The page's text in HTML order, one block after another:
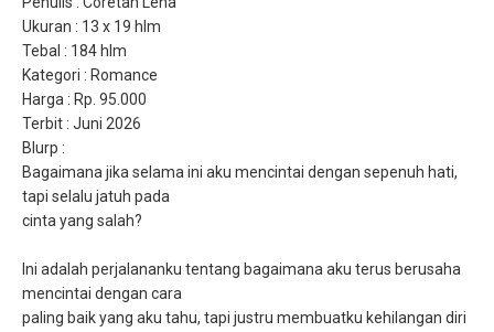
Ukuran : 13 x 19 hlm
Tebal : 184 hlm
Kategori : Romance
Harga : Rp. 95.000
Terbit : Juni 2026
Blurp :
Bagaimana jika selama ini aku mencintai dengan sepenuh hati,
tapi selalu jatuh pada
cinta yang salah?
Ini adalah perjalananku tentang bagaimana aku terus berusaha
mencintai dengan cara
paling baik yang aku tahu, tapi justru membuatku kehilangan diri